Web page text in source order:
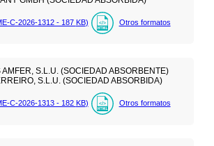
C-2026-1312 - 187 KB) Otros formatos
AMFER, S.L.U. (SOCIEDAD ABSORBENTE)
S.L.U. (SOCIEDAD ABSORBIDA)
C-2026-1313 - 182 KB) Otros formatos